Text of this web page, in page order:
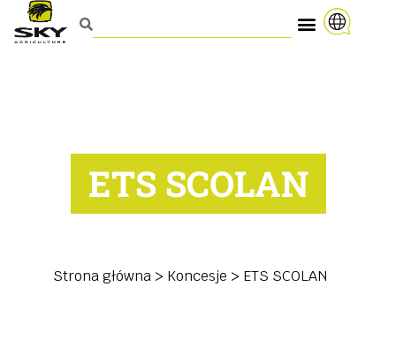
ETS SCOLAN
Strona główna > Koncesje > ETS SCOLAN